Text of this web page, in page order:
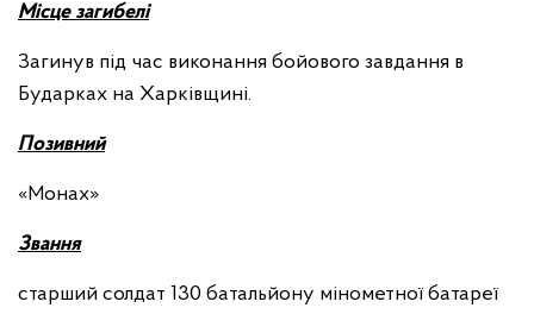
Місце загибелі
Загинув під час виконання бойового завдання в
Бударках на Харківщині.
Позивний
«Монах»
Звання
старший солдат 130 батальйону мінометної батареї